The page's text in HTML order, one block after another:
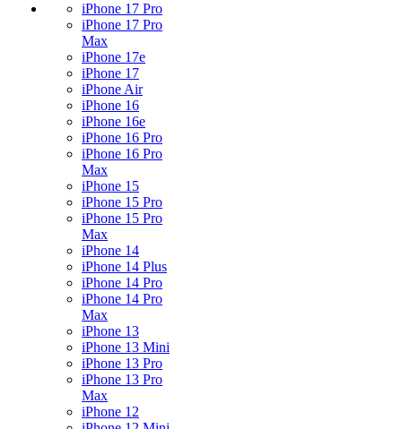
iPhone 17 Pro
iPhone 17 Pro
Max
iPhone 17e
iPhone 17
iPhone Air
iPhone 16
iPhone 16e
iPhone 16 Pro
iPhone 16 Pro
Max
iPhone 15
iPhone 15 Pro
iPhone 15 Pro
Max
iPhone 14
iPhone 14 Plus
iPhone 14 Pro
iPhone 14 Pro
Max
iPhone 13
iPhone 13 Mini
iPhone 13 Pro
iPhone 13 Pro
Max
iPhone 12